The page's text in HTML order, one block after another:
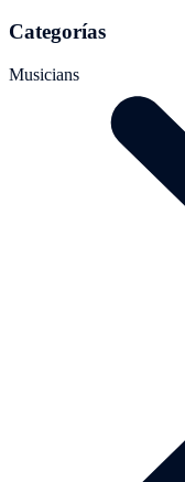
Categorías
Musicians